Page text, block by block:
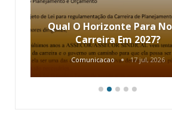
Qual O Horizonte Para
Carreira Em 2027?
Comunicacao 17 jul, 2026